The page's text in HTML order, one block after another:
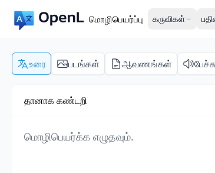
மொழிபெயர்ப்பு கருவிகள்
உரை படங்கள் ஆவணங்கள் பேச்சு
தானாக கண்டறி